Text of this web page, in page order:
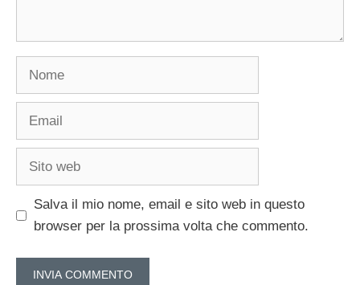
Nome
Email
Sito
Salva il mio nome, email e sito web in questo
browser per la prossima volta che commento.